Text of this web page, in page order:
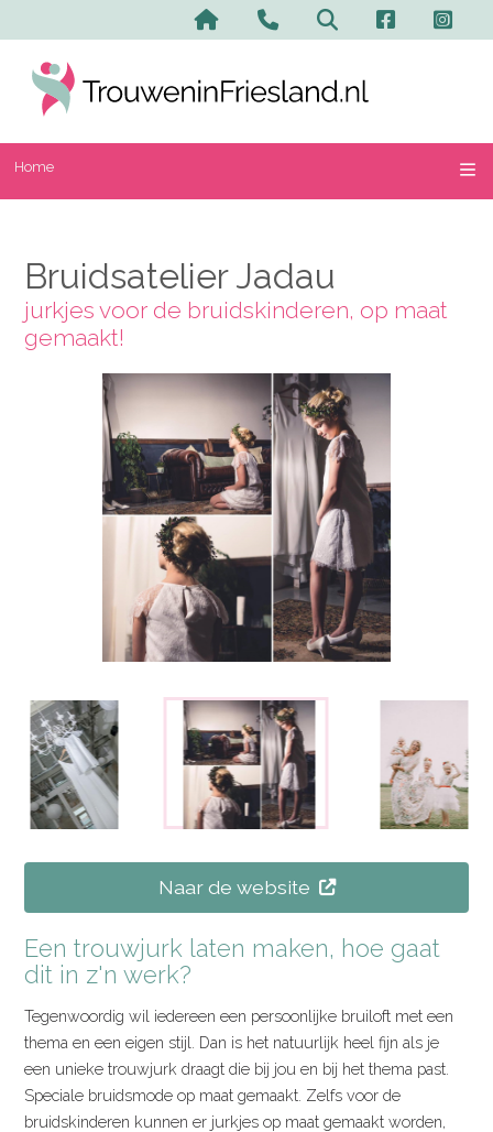
Home Contact en
Zoeken
Home
Bruidsatelier Jadau
jurkjes voor de bruidskinderen, op maat
gemaakt!
Naar de website
Een trouwjurk laten maken, hoe gaat
dit in z'n werk?
Tegenwoordig wil iedereen een persoonlijke bruiloft met een
thema en een eigen stijl. Dan is het natuurlijk heel fijn als je
een unieke trouwjurk draagt die bij jou en bij het thema past.
Speciale bruidsmode op maat gemaakt. Zelfs voor de
bruidskinderen kunnen er jurkjes op maat gemaakt worden,